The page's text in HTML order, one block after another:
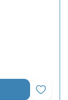
Favoriye